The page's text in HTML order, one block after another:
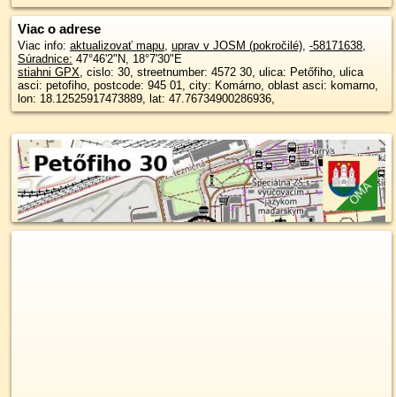
Viac o adrese
Viac info: aktualizovať mapu, uprav v JOSM (pokročilé), -58171638,
Súradnice: 47°46'2"N, 18°7'30"E
stiahni GPX, cislo: 30, streetnumber: 4572 30, ulica: Petőfiho, ulica
asci: petofiho, postcode: 945 01, city: Komárno, oblast asci: komarno,
lon: 18.12525917473889, lat: 47.76734900286936,